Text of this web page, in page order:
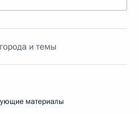
и темы
материалы